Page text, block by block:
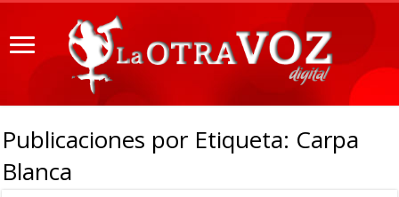
Publicaciones por Etiqueta: Carpa
Blanca